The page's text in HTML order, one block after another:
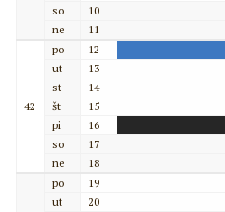
so
10
ne
11
42
po
12
ut
13
st
14
št
15
pi
16
so
17
ne
18
po
19
ut
20